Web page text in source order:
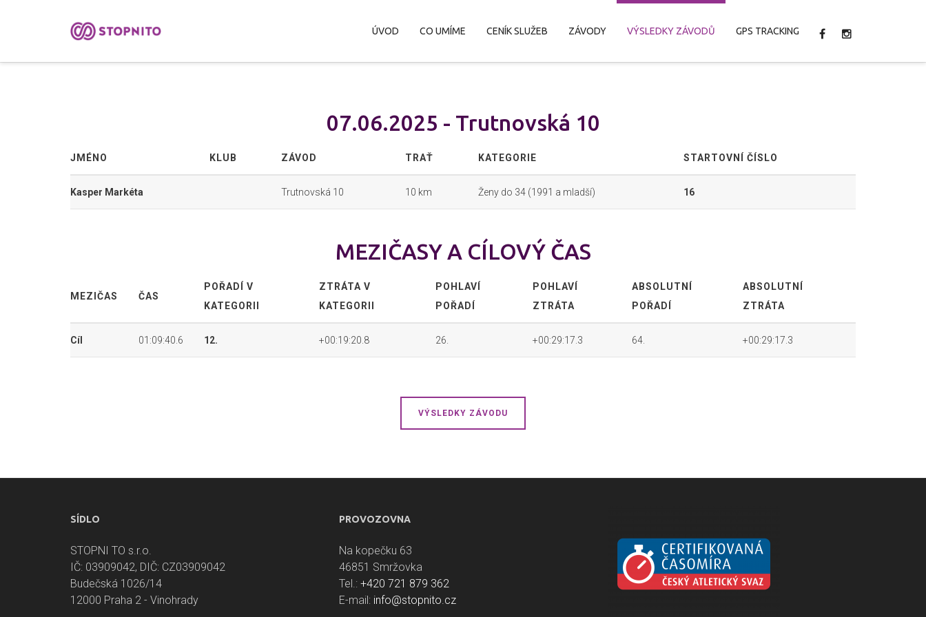
ÚVOD CO UMÍME CENÍK SLUŽEB ZÁVODY VÝSLEDKY ZÁVODŮ GPS TRACKING
07.06.2025 - Trutnovská 10
JMÉNO KLUB ZÁVOD TRAŤ KATEGORIE STARTOVNÍ ČÍSLO
Kasper Markéta Trutnovská 10 10 km Ženy do 34 (1991 a mladší) 16
MEZIČASY A CÍLOVÝ ČAS
MEZIČAS ČAS
POŘADÍ V
KATEGORII
ZTRÁTA V
KATEGORII
POHLAVÍ
POŘADÍ
POHLAVÍ
ZTRÁTA
ABSOLUTNÍ
POŘADÍ
ABSOLUTNÍ
ZTRÁTA
Cíl 01:09:40.6 12. +00:19:20.8 26. +00:29:17.3 64. +00:29:17.3
VÝSLEDKY ZÁVODU
SÍDLO
STOPNI TO s.r.o.
IČ: 03909042, DIČ: CZ03909042
Budečská 1026/14
12000 Praha 2 - Vinohrady
PROVOZOVNA
Na kopečku 63
46851 Smržovka
Tel.: +420 721 879 362
E-mail: info@stopnito.cz